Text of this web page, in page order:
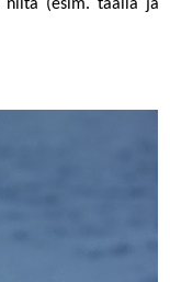
niitä (esim. täällä ja